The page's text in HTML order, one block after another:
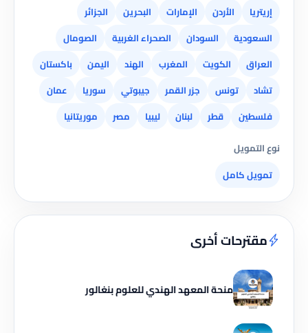
إريتريا
الأردن الإمارات البحرين
الجزائر
السعودية
السودان الصحراء الغربية
الصومال
العراق
الكويت المغرب الهند اليمن
باكستان
تشاد
تونس جزر القمر جيبوتي سوريا
عمان
فلسطين
قطر لبنان ليبيا مصر
موريتانيا
نوع التمويل
تمويل كامل
مقترحات أخرى
منحة المعهد الهندي للعلوم بنغالور